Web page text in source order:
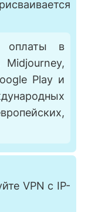
оплаты в
Midjourney,
Play и
VPN с IP-